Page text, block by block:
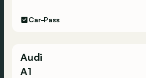
Car-Pass
Audi
A1